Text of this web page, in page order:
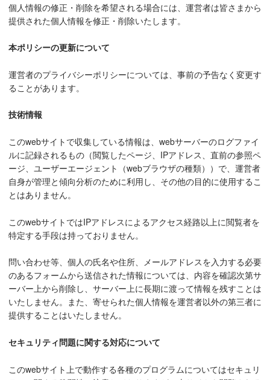
個人情報の修正・削除を希望される場合には、運営者は皆さまから
提供された個人情報を修正・削除いたします。
本ポリシーの更新について
運営者のプライバシーポリシーについては、事前の予告なく変更す
ることがあります。
技術情報
このwebサイトで収集している情報は、webサーバーのログファイ
ルに記録されるもの（閲覧したページ、IPアドレス、直前の参照ペ
ージ、ユーザーエージェント（webブラウザの種類））で、運営者
自身が管理と傾向分析のために利用し、その他の目的に使用するこ
とはありません。
このwebサイトではIPアドレスによるアクセス経路以上に閲覧者を
特定する手段は持っておりません。
問い合わせ等、個人の氏名や住所、メールアドレスを入力する必要
のあるフォームから送信された情報については、内容を確認次第サ
ーバー上から削除し、サーバー上に長期に渡って情報を残すことは
いたしません。また、寄せられた個人情報を運営者以外の第三者に
提供することはいたしません。
セキュリティ問題に関する対応について
このwebサイト上で動作する各種のプログラムについてはセキュリ